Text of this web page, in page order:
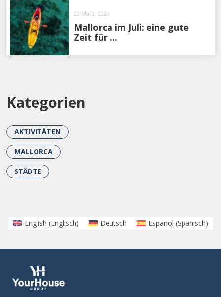
20 März, 2024
Mallorca im Juli: eine gute
Zeit für ...
Kategorien
AKTIVITÄTEN
MALLORCA
STÄDTE
English (Englisch) Deutsch Español (Spanisch)